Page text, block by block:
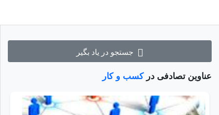
جستجو در یاد بگیر
عناوین تصادفی درکسب و کار